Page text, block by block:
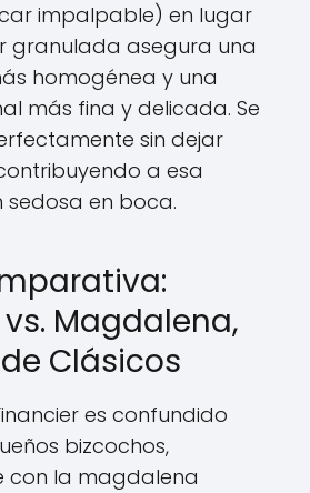
impalpable) en lugar
granulada asegura una
homogénea y una
más fina y delicada. Se
sin dejar
a esa
sedosa en boca.
Magdalena,
Clásicos
es confundido
bizcochos,
con la magdalena